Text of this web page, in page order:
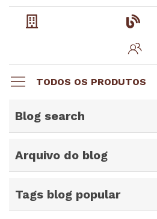
TODOS OS PRODUTOS
Blog search
Arquivo do blog
Tags blog popular